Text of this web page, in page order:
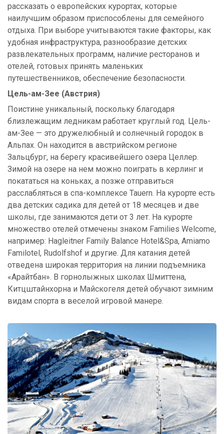
рассказать о европейских курортах, которые
наилучшим образом приспособлены для семейного
отдыха. При выборе учитываются такие факторы, как
удобная инфраструктура, разнообразие детских
развлекательных программ, наличие ресторанов и
отелей, готовых принять маленьких
путешественников, обеспечение безопасности.
Цель-ам-Зее (Австрия)
Поистине уникальный, поскольку благодаря
близлежащим ледникам работает круглый год. Цель-
ам-Зее — это дружелюбный и солнечный городок в
Альпах. Он находится в австрийском регионе
Зальцбург, на берегу красивейшего озера Целлер.
Зимой на озере на нем можно поиграть в керлинг и
покататься на коньках, а позже отправиться
расслабляться в спа-комплексе Tauern. На курорте есть
два детских садика для детей от 18 месяцев и две
школы, где занимаются дети от 3 лет. На курорте
множество отелей отмечены знаком Families Welcome,
например: Hagleitner Family Balance Hotel&Spa, Amiamo
Familotel, Rudolfshof и другие. Для катания детей
отведена широкая территория на линии подъемника
«Арайтбан». В горнолыжных школах Шмиттена,
Китцштайнхорна и Майскогеля детей обучают зимним
видам спорта в веселой игровой манере.